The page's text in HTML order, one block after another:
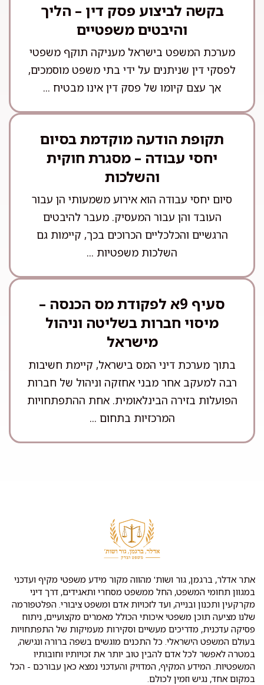
בקשה לביצוע פסק דין – הליך
והיבטים משפטיים
מערכת המשפט בישראל מעניקה תוקף משפטי
לפסקי דין שניתנים על ידי בתי משפט מוסמכים,
אך עצם קיומו של פסק דין אינו מבטיח ...
תקופת הודעה מוקדמת בסיום
יחסי עבודה – מסגרת חוקית
והשלכות
סיום יחסי עבודה הוא אירוע משמעותי הן עבור
העובד והן עבור המעסיק. מעבר להיבטים
הרגשיים והכלכליים הכרוכים בכך, קיימות גם
השלכות משפטיות ...
סעיף 9א לפקודת מס הכנסה –
מיסוי חברות בשליטה וניהול
מישראל
בתוך מערכת דיני המס בישראל, קיימת חשיבות
רבה למעקב אחר מבני אחזקה וניהול של חברות
הפועלות בזירה הבינלאומית. אחת ההתפתחויות
המרכזיות בתחום ...
אתר אדלר, ברגמן, גור ושות' מהווה מקור מידע משפטי מקיף ועדכני
במגוון תחומי המשפט, החל ממשפט מסחרי ותאגידים, דרך דיני
מקרקעין ותכנון ובנייה, ועד לזכויות אדם ומשפט ציבורי. הפלטפורמה
שלנו מציעה תוכן משפטי איכותי הכולל מאמרים מקצועיים, ניתוח
פסיקה עדכנית, מדריכים מעשיים וסקירות מעמיקות של התפתחויות
בעולם המשפט הישראלי. כל התכנים מוגשים בשפה ברורה ונגישה,
במטרה לאפשר לכל אדם להבין טוב יותר את זכויותיו וחובותיו
המשפטיות. המידע המקיף, המדויק והעדכני נמצא כאן עבורכם - הכל
במקום אחד, נגיש וזמין לכולם.